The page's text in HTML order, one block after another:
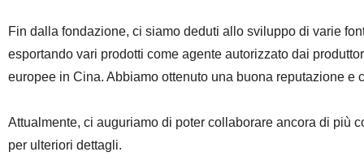
Fin dalla fondazione, ci siamo deduti allo sviluppo di varie
esportando vari prodotti come agente autorizzato dai
europee in Cina. Abbiamo ottenuto una buona reputazione
Attualmente, ci auguriamo di poter collaborare ancora di più
per ulteriori dettagli.